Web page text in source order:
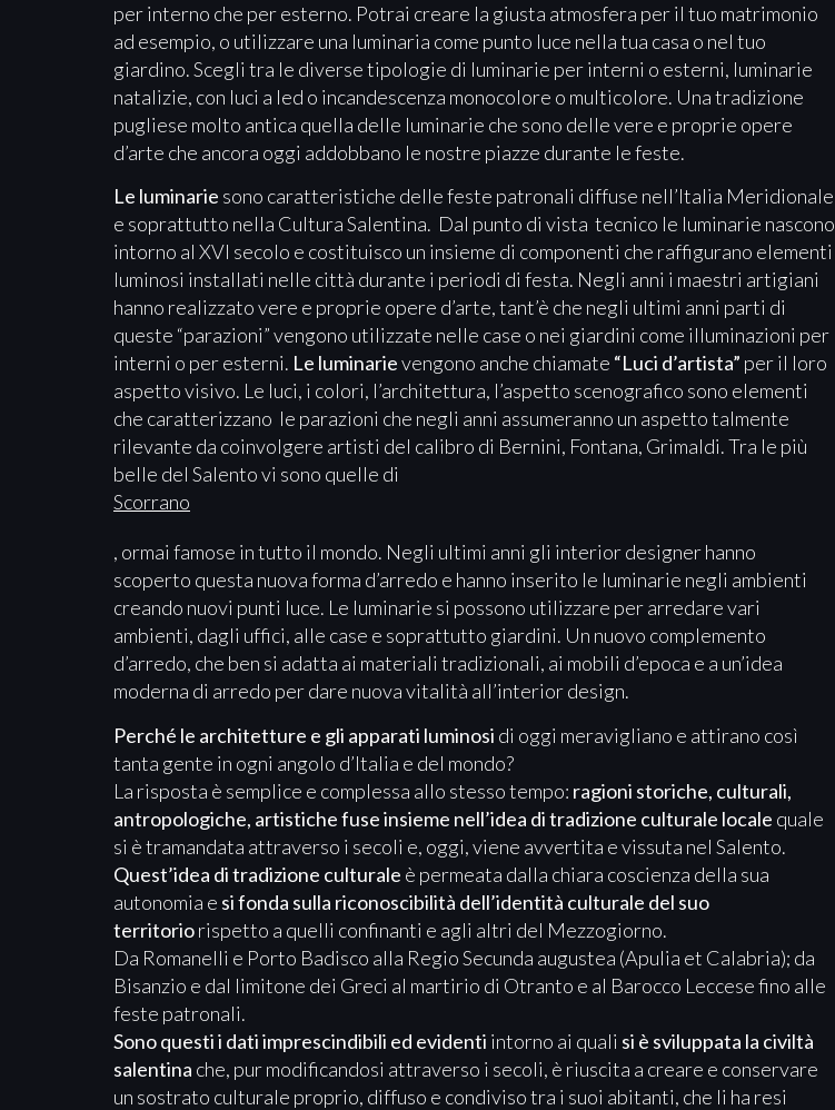
per interno che per esterno. Potrai creare la giusta atmosfera per il tuo matrimonio
ad esempio, o utilizzare una luminaria come punto luce nella tua casa o nel tuo
giardino. Scegli tra le diverse tipologie di luminarie per interni o esterni, luminarie
natalizie, con luci a led o incandescenza monocolore o multicolore. Una tradizione
pugliese molto antica quella delle luminarie che sono delle vere e proprie opere
d’arte che ancora oggi addobbano le nostre piazze durante le feste.
Le luminarie sono caratteristiche delle feste patronali diffuse nell’Italia Meridionale
e soprattutto nella Cultura Salentina. Dal punto di vista tecnico le luminarie nascono
intorno al XVI secolo e costituisco un insieme di componenti che raffigurano elementi
luminosi installati nelle città durante i periodi di festa. Negli anni i maestri artigiani
hanno realizzato vere e proprie opere d’arte, tant’è che negli ultimi anni parti di
queste “parazioni” vengono utilizzate nelle case o nei giardini come illuminazioni per
interni o per esterni. Le luminarievengono anche chiamate “Luci d’artista” per il loro
aspetto visivo. Le luci, i colori, l’architettura, l’aspetto scenografico sono elementi
che caratterizzano le parazioni che negli anni assumeranno un aspetto talmente
rilevante da coinvolgere artisti del calibro di Bernini, Fontana, Grimaldi. Tra le più
belle del Salento vi sono quelle di
Scorrano
, ormai famose in tutto il mondo. Negli ultimi anni gli interior designer hanno
scoperto questa nuova forma d’arredo e hanno inserito le luminarie negli ambienti
creando nuovi punti luce. Le luminarie si possono utilizzare per arredare vari
ambienti, dagli uffici, alle case e soprattutto giardini. Un nuovo complemento
d’arredo, che ben si adatta ai materiali tradizionali, ai mobili d’epoca e a un’idea
moderna di arredo per dare nuova vitalità all’interior design.
Perché le architetture e gli apparati luminosi di oggi meravigliano e attirano così
tanta gente in ogni angolo d’Italia e del mondo?
La risposta è semplice e complessa allo stesso tempo: ragioni storiche, culturali,
antropologiche, artistiche fuse insieme nell’idea di tradizione culturale locale quale
si è tramandata attraverso i secoli e, oggi, viene avvertita e vissuta nel Salento.
Quest’idea di tradizione culturale è permeata dalla chiara coscienza della sua
autonomia e si fonda sulla riconoscibilità dell’identità culturale del suo
territoriorispetto a quelli confinanti e agli altri del Mezzogiorno.
Da Romanelli e Porto Badisco alla Regio Secunda augustea (Apulia et Calabria); da
Bisanzio e dal limitone dei Greci al martirio di Otranto e al Barocco Leccese fino alle
feste patronali.
Sono questi i dati imprescindibili ed evidenti intorno ai quali si è sviluppata la civiltà
salentina che, pur modificandosi attraverso i secoli, è riuscita a creare e conservare
un sostrato culturale proprio, diffuso e condiviso tra i suoi abitanti, che li ha resi